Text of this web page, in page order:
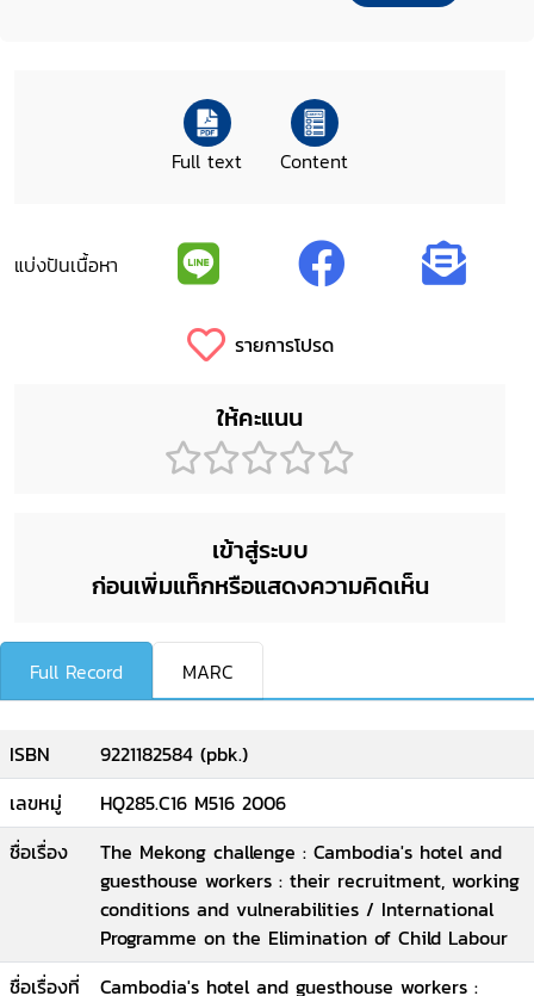
Full text Content
แบ่งปันเนื้อหา
รายการโปรด
ให้คะแนน
เข้าสู่ระบบ
ก่อนเพิ่มแท็กหรือแสดงความคิดเห็น
Full Record MARC
ISBN
9221182584 (pbk.)
เลขหมู่
HQ285.C16 M516 2006
ชื่อเรื่อง
The Mekong challenge : Cambodia's hotel and
guesthouse workers : their recruitment, working
conditions and vulnerabilities / International
Programme on the Elimination of Child Labour
ชื่อเรื่องที่
Cambodia's hotel and guesthouse workers :